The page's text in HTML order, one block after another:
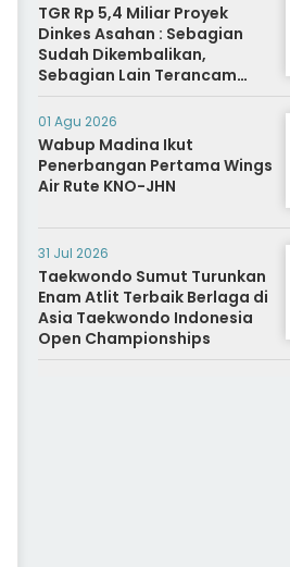
TGR Rp 5,4 Miliar Proyek
Dinkes Asahan : Sebagian
Sudah Dikembalikan,
Sebagian Lain Terancam
Sanksi Hukuman Berat
01 Agu 2026
Wabup Madina Ikut
Penerbangan Pertama Wings
Air Rute KNO-JHN
31 Jul 2026
Taekwondo Sumut Turunkan
Enam Atlit Terbaik Berlaga di
Asia Taekwondo Indonesia
Open Championships